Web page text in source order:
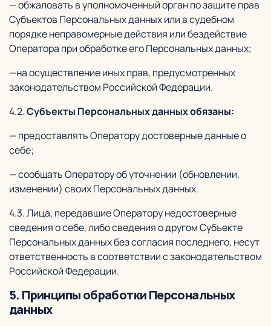
— обжаловать в уполномоченный орган по защите прав
Субъектов Персональных данных или в судебном
порядке неправомерные действия или бездействие
Оператора при обработке его Персональных данных;
—на осуществление иных прав, предусмотренных
законодательством Российской Федерации.
4.2.Субъекты Персональных данных обязаны:
— предоставлять Оператору достоверные данные о
себе;
— сообщать Оператору об уточнении (обновлении,
изменении) своих Персональных данных.
4.3. Лица, передавшие Оператору недостоверные
сведения о себе, либо сведения о другом Субъекте
Персональных данных без согласия последнего, несут
ответственность в соответствии с законодательством
Российской Федерации.
5. Принципы обработки Персональных
данных